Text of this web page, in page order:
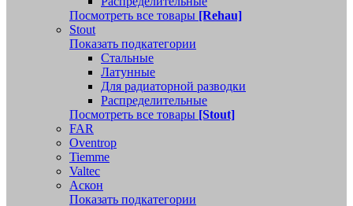
Посмотреть все товары [Rehau]
Stout
Показать подкатегории
Стальные
Латунные
Для радиаторной разводки
Распределительные
Посмотреть все товары [Stout]
FAR
Oventrop
Tiemme
Valtec
Аскон
Показать подкатегории